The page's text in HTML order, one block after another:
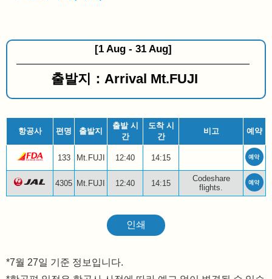
[1 Aug - 31 Aug]
출발지：Arrival Mt.FUJI
항공사 편명 출발지
출발 시
간
도착 시
간
비고 예약
133 Mt.FUJI 12:40 14:15
4305 Mt.FUJI 12:40 14:15
Codeshare
flights.
인쇄
7월 27일 기준 정보입니다.